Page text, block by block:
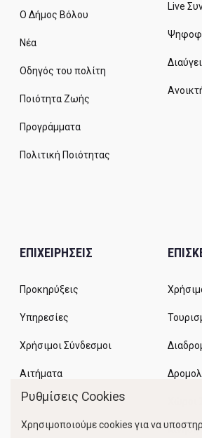
Ο Δήμος Βόλου
Νέα
Οδηγός του πολίτη
Ποιότητα Ζωής
Προγράμματα
Πολιτική Ποιότητας
Live
ΕΠΙΧΕΙΡΗΣΕΙΣ
Προκηρύξεις
Υπηρεσίες
Χρήσιμοι Σύνδεσμοι
Αιτήματα
Κίνηση
Ρυθμίσεις Cookies
Χρησιμοποιούμε cookies για να